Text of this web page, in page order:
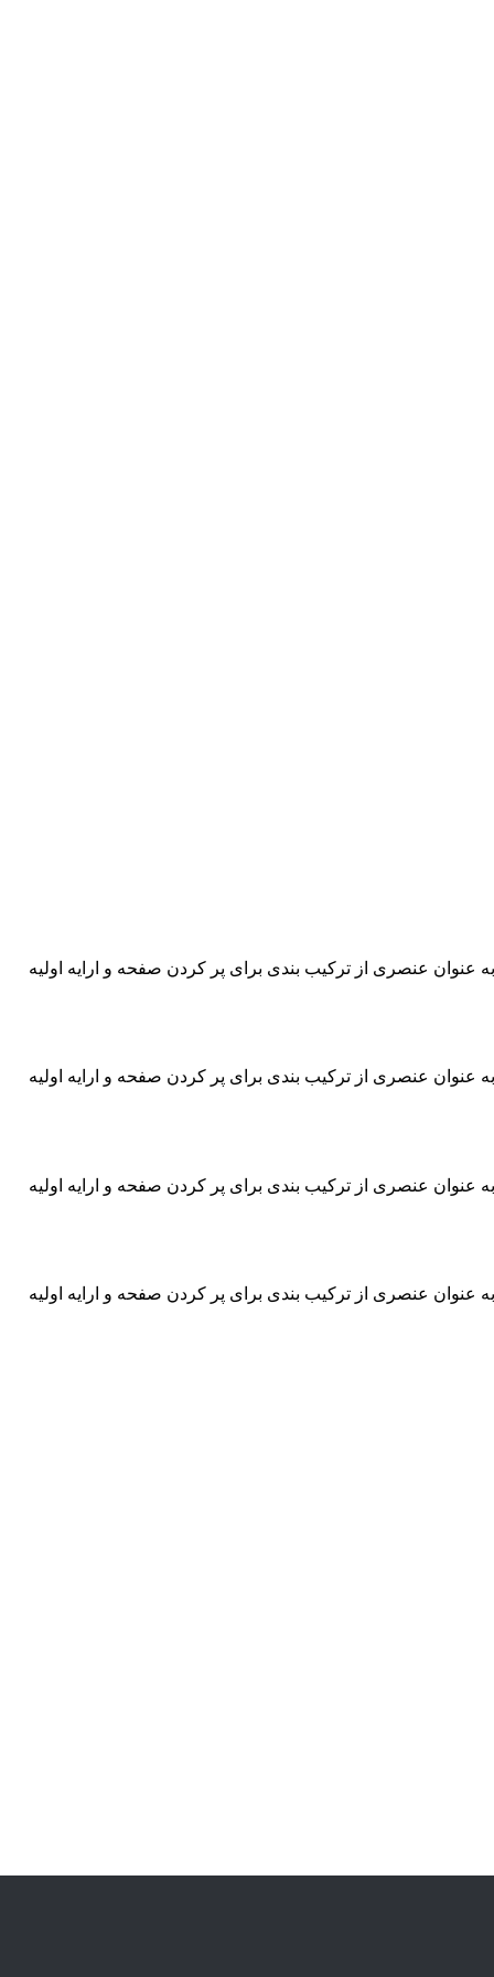
عنصری از ترکیب بندی برای پر کردن صفحه و ارایه اولیه
عنصری از ترکیب بندی برای پر کردن صفحه و ارایه اولیه
عنصری از ترکیب بندی برای پر کردن صفحه و ارایه اولیه
عنصری از ترکیب بندی برای پر کردن صفحه و ارایه اولیه